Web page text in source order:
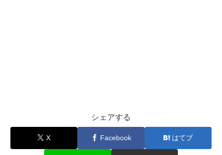
シェアする
X Facebook はてブ